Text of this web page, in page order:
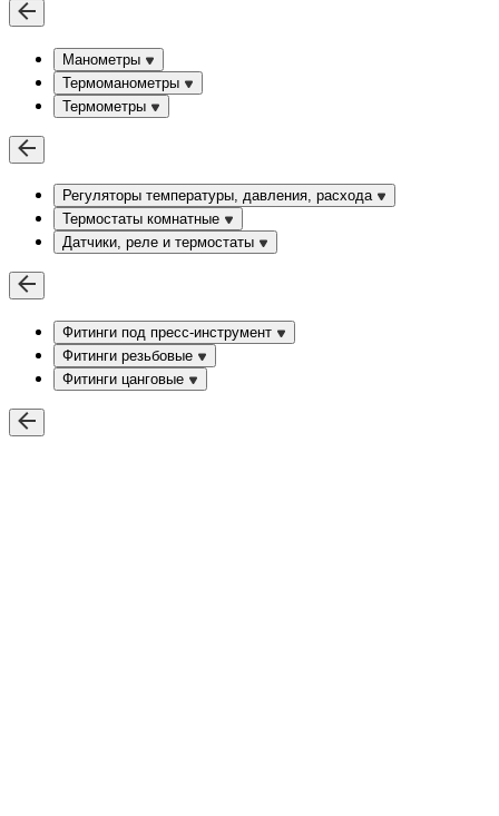
Манометры
Термоманометры
Термометры
Регуляторы температуры, давления, расхода
Термостаты комнатные
Датчики, реле и термостаты
Фитинги под пресс-инструмент
Фитинги резьбовые
Фитинги цанговые